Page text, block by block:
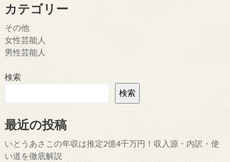
カテゴリー
その他
女性芸能人
男性芸能人
検索
検索
最近の投稿
いとうあさこの年収は推定2億4千万円！収入源・内訳・使
い道を徹底解説